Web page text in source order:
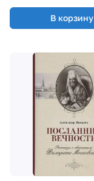
В корзину